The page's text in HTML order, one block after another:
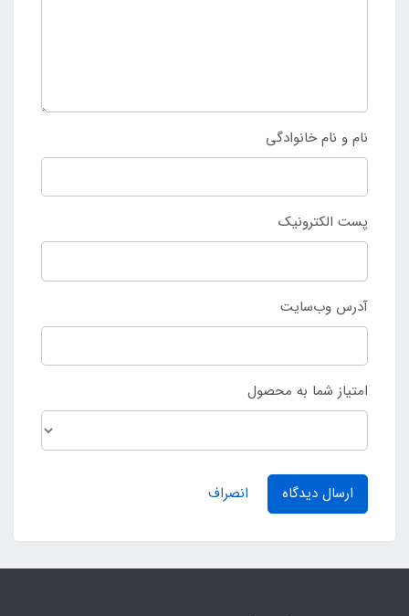
نام و نام خانوادگی
پست الکترونیک
آدرس وب‌سایت
امتیاز شما به محصول
ارسال دیدگاه انصراف